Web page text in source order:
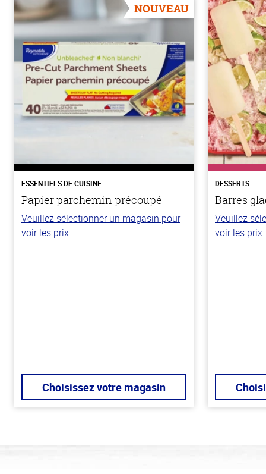
NOUVEAU
ESSENTIELS DE CUISINE
Papier parchemin précoupé
Veuillez sélectionner un magasin pour
voir les prix.
Choisissez votre magasin
DESSERTS
Barres
Veuillez
voir les prix.